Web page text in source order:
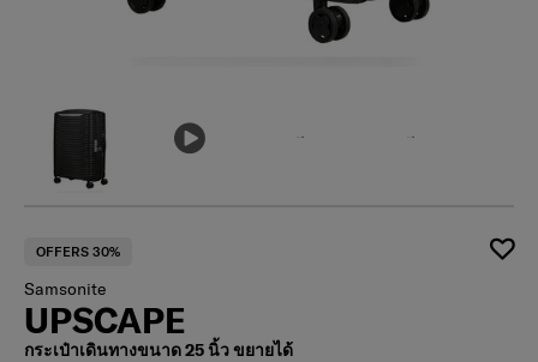
OFFERS 30%
Samsonite
UPSCAPE
กระเป๋าเดินทางขนาด 25 นิ้ว ขยายได้